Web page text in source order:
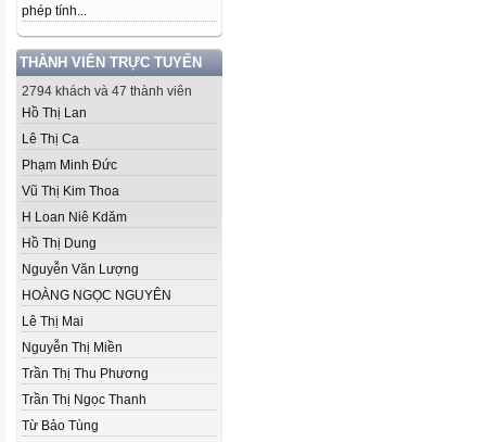
phép tính...
THÀNH VIÊN TRỰC TUYẾN
2794 khách và 47 thành viên
Hồ Thị Lan
Lê Thị Ca
Phạm Minh Đức
Vũ Thị Kim Thoa
H Loan Niê Kdăm
Hồ Thị Dung
Nguyễn Văn Lượng
HOÀNG NGỌC NGUYÊN
Lê Thị Mai
Nguyễn Thị Miền
Trần Thị Thu Phương
Trần Thị Ngọc Thanh
Từ Bảo Tùng